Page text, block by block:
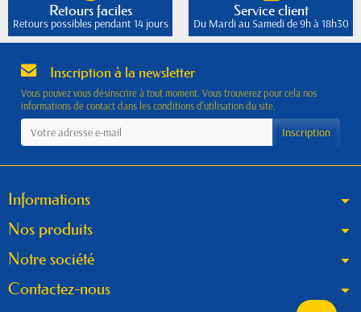
Retours faciles
Retours possibles pendant 14 jours
Service client
Du Mardi au Samedi de 9h à 18h30
Inscription à la newsletter
Vous pouvez vous désinscrire à tout moment. Vous trouverez pour cela nos
informations de contact dans les conditions d'utilisation du site.
Informations
Nos produits
Notre société
Contactez-nous